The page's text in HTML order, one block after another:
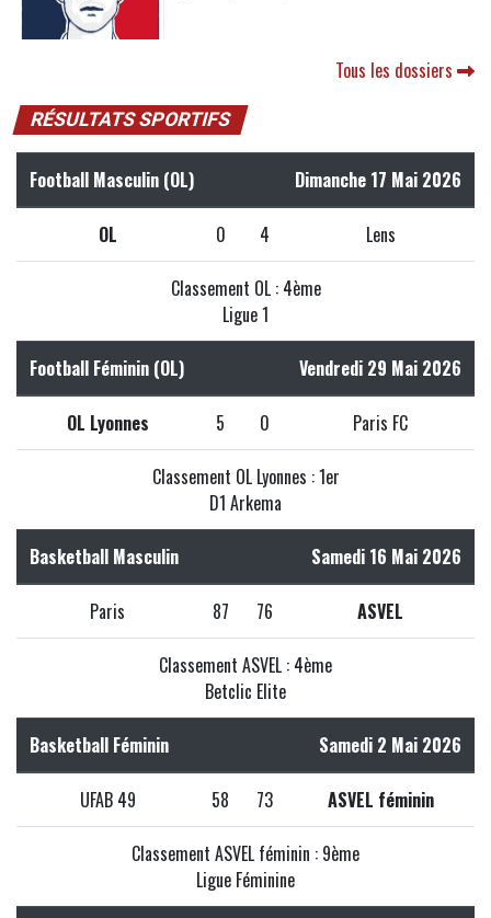
Tous les dossiers
RÉSULTATS SPORTIFS
Football Masculin (OL) Dimanche 17 Mai 2026
OL 0 4 Lens
Classement OL : 4ème
Ligue 1
Football Féminin (OL) Vendredi 29 Mai 2026
OL Lyonnes 5 0 Paris FC
Classement OL Lyonnes : 1er
D1 Arkema
Basketball Masculin Samedi 16 Mai 2026
Paris 87 76 ASVEL
Classement ASVEL : 4ème
Betclic Elite
Basketball Féminin Samedi 2 Mai 2026
UFAB 49 58 73 ASVEL féminin
Classement ASVEL féminin : 9ème
Ligue Féminine